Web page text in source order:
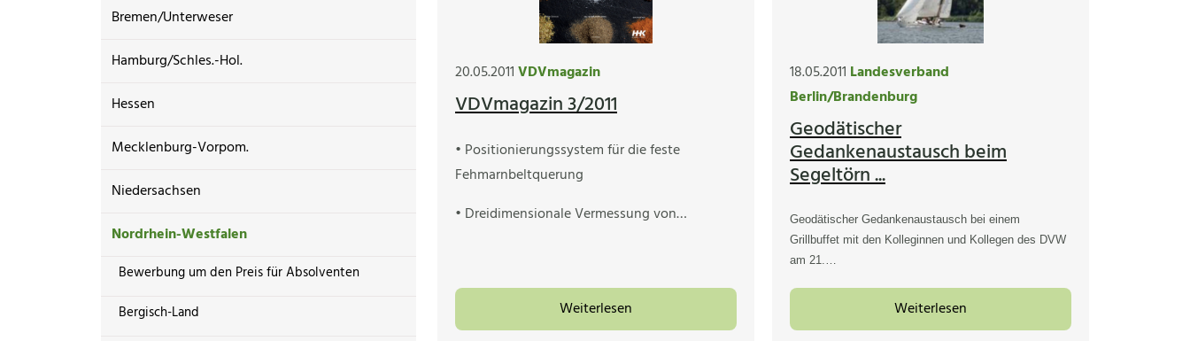
Bremen/Unterweser
Hamburg/Schles.-Hol.
Hessen
Mecklenburg-Vorpom.
Niedersachsen
Nordrhein-Westfalen
Bewerbung um den Preis für Absolventen
Bergisch-Land
20.05.2011VDVmagazin
VDVmagazin 3/2011
• Positionierungssystem für die feste
Fehmarnbeltquerung
• Dreidimensionale Vermessung von…
Weiterlesen
18.05.2011 Landesverband
Berlin/Brandenburg
Geodätischer
Gedankenaustausch beim
Segeltörn ...
Geodätischer Gedankenaustausch bei einem
Grillbuffet mit den Kolleginnen und Kollegen des DVW
am 21.…
Weiterlesen